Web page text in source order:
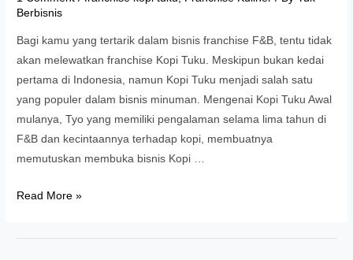
Berbisnis
Bagi kamu yang tertarik dalam bisnis franchise F&B, tentu tidak
akan melewatkan franchise Kopi Tuku. Meskipun bukan kedai
pertama di Indonesia, namun Kopi Tuku menjadi salah satu
yang populer dalam bisnis minuman. Mengenai Kopi Tuku Awal
mulanya, Tyo yang memiliki pengalaman selama lima tahun di
F&B dan kecintaannya terhadap kopi, membuatnya
memutuskan membuka bisnis Kopi …
Franchise
Read More »